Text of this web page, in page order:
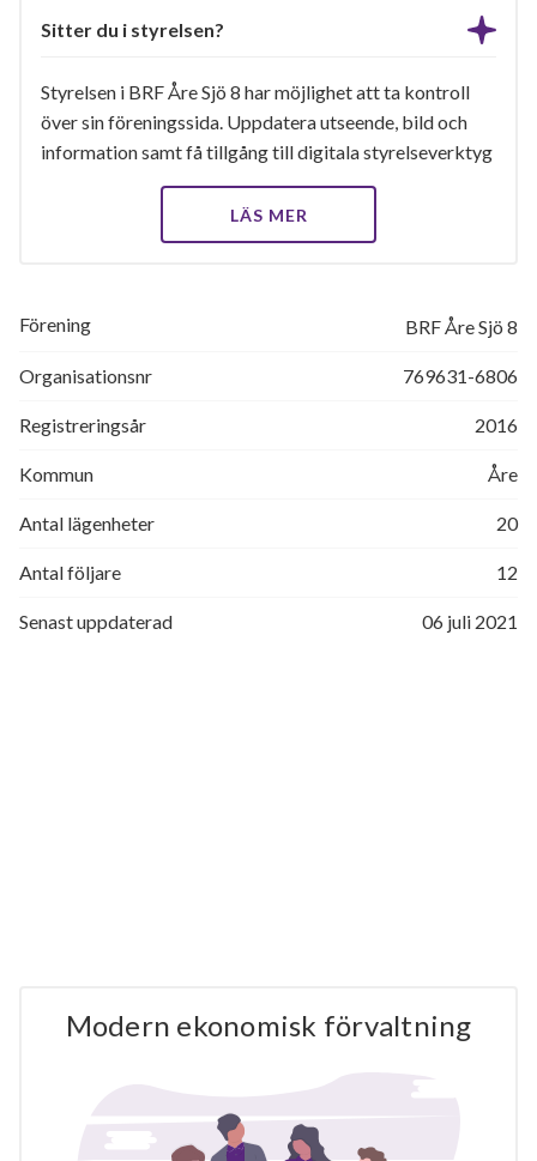
Sitter du i styrelsen?
Styrelsen i BRF Åre Sjö 8 har möjlighet att ta kontroll
över sin föreningssida. Uppdatera utseende, bild och
information samt få tillgång till digitala styrelseverktyg
LÄS MER
Förening BRF Åre Sjö 8
Organisationsnr 769631-6806
Registreringsår 2016
Kommun Åre
Antal lägenheter 20
Antal följare 12
Senast uppdaterad 06 juli 2021
Modern ekonomisk förvaltning